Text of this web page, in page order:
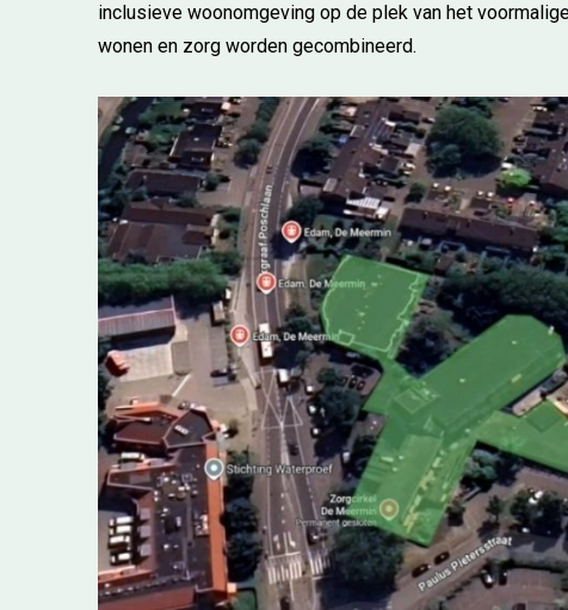
inclusieve woonomgeving op de plek van het
wonen en zorg worden gecombineerd.